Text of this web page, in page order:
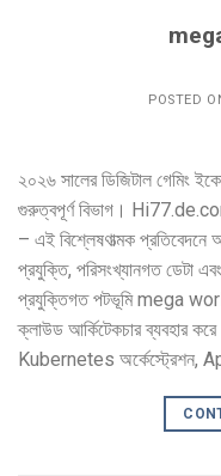
POSTED
২০২৬ সালের ডিজিটাল গেমিং
গুরুত্বপূর্ণ বিভাগ।
– এই বিশ্লেষণাত্মক
প্রযুক্তি, পরিসংখ্যানগত ডেটা
প্রযুক্তিগত পটভূমি mega
ক্লাউড আর্কিটেকচার ব্যবহার
Kubernetes অর্কেস্ট্রেশন,